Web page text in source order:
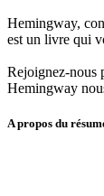
Hemingway,
est un livre qui
Rejoignez-nous
Hemingway
A propos du